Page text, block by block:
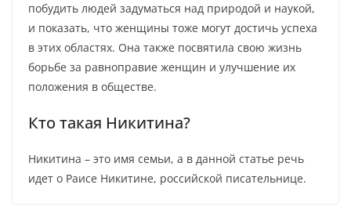
побудить людей задуматься над природой и наукой,
и показать, что женщины тоже могут достичь успеха
в этих областях. Она также посвятила свою жизнь
борьбе за равноправие женщин и улучшение их
положения в обществе.
Кто такая Никитина?
Никитина – это имя семьи, а в данной статье речь
идет о Раисе Никитине, российской писательнице.